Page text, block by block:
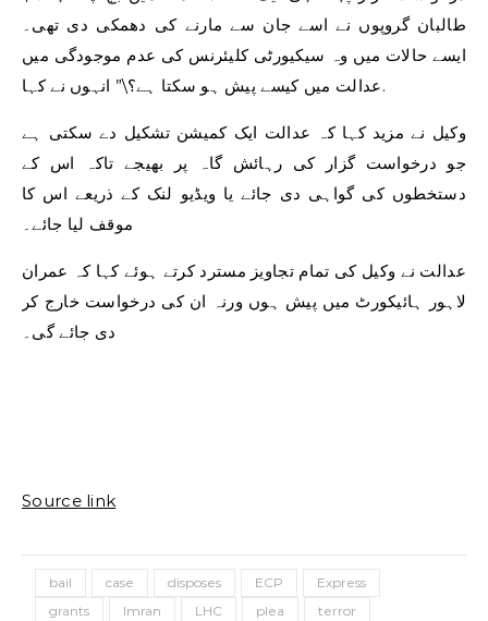
طالبان گروپوں نے اسے جان سے مارنے کی دھمکی دی تھی۔
ایسے حالات میں وہ سیکیورٹی کلیئرنس کی عدم موجودگی میں
عدالت میں کیسے پیش ہو سکتا ہے؟\” انہوں نے کہا.
وکیل نے مزید کہا کہ عدالت ایک کمیشن تشکیل دے سکتی ہے
جو درخواست گزار کی رہائش گاہ پر بھیجے تاکہ اس کے
دستخطوں کی گواہی دی جائے یا ویڈیو لنک کے ذریعے اس کا
موقف لیا جائے۔
عدالت نے وکیل کی تمام تجاویز مسترد کرتے ہوئے کہا کہ عمران
لاہور ہائیکورٹ میں پیش ہوں ورنہ ان کی درخواست خارج کر
دی جائے گی۔
Source link
bail case disposes ECP
Express
grants
Imran LHC plea
terror